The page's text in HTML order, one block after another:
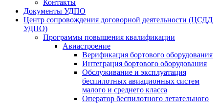
Контакты
Документы УДПО
Центр сопровождения договорной деятельности (ЦСДД
УДПО)
Программы повышения квалификации
Авиастроение
Верификация бортового оборудования
Интеграция бортового оборудования
Обслуживание и эксплуатация
беспилотных авиационных систем
малого и среднего класса
Оператор беспилотного летательного